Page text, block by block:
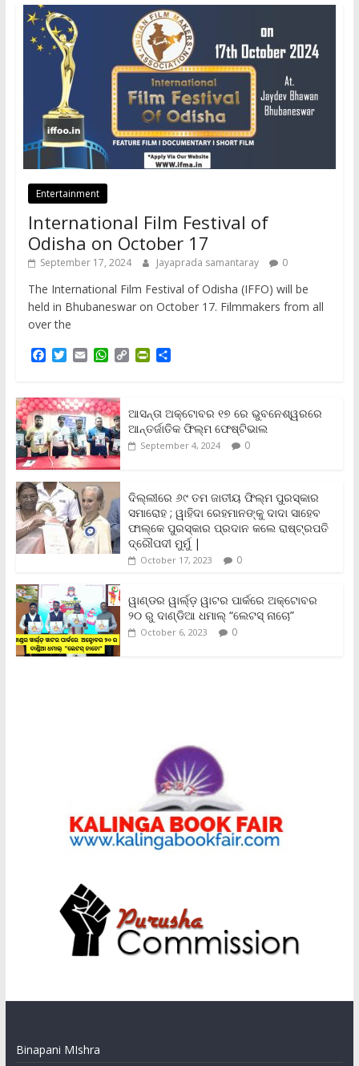
Entertainment
International Film Festival of
Odisha on October 17
September 17, 2024 Jayaprada samantaray 0
The International Film Festival of Odisha (IFFO) will be
held in Bhubaneswar on October 17. Filmmakers from all
over the
F
e
b
o
o
k
T
t
t
e
r
E
i
l
W
t
s
A
p
p
C
L
i
n
k
P
t
F
r
i
d
l
y
S
e
ଆସନ୍ତା ଅକ୍ଟୋବର ୧୭ ରେ ଭୁବନେଶ୍ୱରରେ
ଆନ୍ତର୍ଜାତିକ ଫିଲ୍ମ ଫେଷ୍ଟିଭାଲ
September 4, 2024 0
ଦିଲ୍ଲୀରେ ୬୯ ତମ ଜାତୀୟ ଫିଲ୍ମ ପୁରସ୍କାର
ସମାରୋହ ; ୱାହିଦା ରେହମାନଙ୍କୁ ଦାଦା ସାହେବ
ଫାଲ୍‌କେ ପୁରସ୍କାର ପ୍ରଦାନ କଲେ ରାଷ୍ଟ୍ରପତି
ଦ୍ରୌପଦୀ ମୁର୍ମୁ |
October 17, 2023 0
ୱାଣ୍ଡର ୱାର୍ଲ୍‌ଡ଼ ୱାଟର ପାର୍କରେ ଅକ୍ଟୋବର
୨୦ ରୁ ଦାଣ୍ଡିଆ ଧମାଲ୍ “ଲେଟସ୍ ନାଚୋ”
October 6, 2023 0
Binapani MIshra